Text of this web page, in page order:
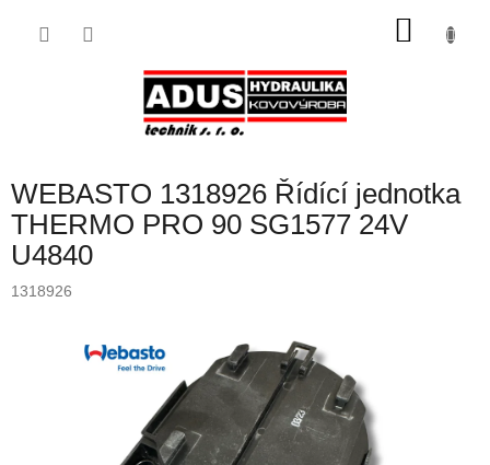
WEBASTO 1318926 Řídící jednotka
THERMO PRO 90 SG1577 24V
U4840
1318926